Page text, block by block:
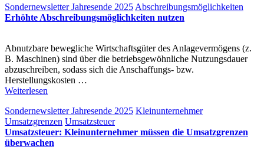
Sondernewsletter Jahresende 2025 Abschreibungsmöglichkeiten
Erhöhte Abschreibungsmöglichkeiten nutzen
Abnutzbare bewegliche Wirtschaftsgüter des Anlagevermögens (z.
B. Maschinen) sind über die betriebsgewöhnliche Nutzungsdauer
abzuschreiben, sodass sich die Anschaffungs- bzw.
Herstellungskosten …
Weiterlesen
Sondernewsletter Jahresende 2025 Kleinunternehmer
Umsatzgrenzen Umsatzsteuer
Umsatzsteuer: Kleinunternehmer müssen die Umsatzgrenzen
überwachen